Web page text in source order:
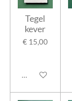
Tegel
kever
€ 15,00
In winkelwagen